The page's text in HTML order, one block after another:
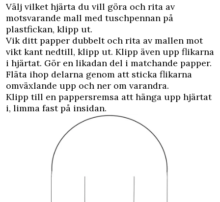
Välj vilket hjärta du vill göra och rita av
motsvarande mall med tuschpennan på
plastfickan, klipp ut.
Vik ditt papper dubbelt och rita av mallen mot
vikt kant nedtill, klipp ut. Klipp även upp flikarna
i hjärtat. Gör en likadan del i matchande papper.
Fläta ihop delarna genom att sticka flikarna
omväxlande upp och ner om varandra.
Klipp till en pappersremsa att hänga upp hjärtat
i, limma fast på insidan.